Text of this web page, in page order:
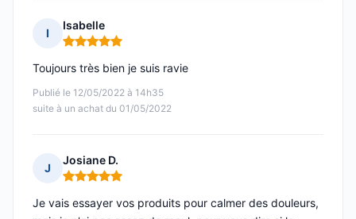
I
Isabelle
Note : 5 sur 5
Publié le 12/05/2022 à 14h35
suite à un achat du 01/05/2022
Toujours très bien je suis ravie
J
Josiane D.
Note : 5 sur 5
Je vais essayer vos produits pour calmer des douleurs,